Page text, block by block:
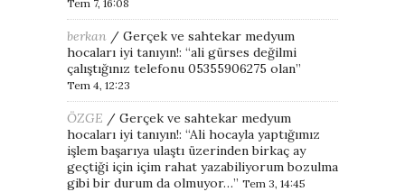
Tem 7, 16:08
berkan / Gerçek ve sahtekar medyum
hocaları iyi tanıyın!: “ali gürses değilmi
çalıştığınız telefonu 05355906275 olan”
Tem 4, 12:23
ÖZGE / Gerçek ve sahtekar medyum
hocaları iyi tanıyın!: “Ali hocayla yaptığımız
işlem başarıya ulaştı üzerinden birkaç ay
geçtiği için içim rahat yazabiliyorum bozulma
gibi bir durum da olmuyor…” Tem 3, 14:45